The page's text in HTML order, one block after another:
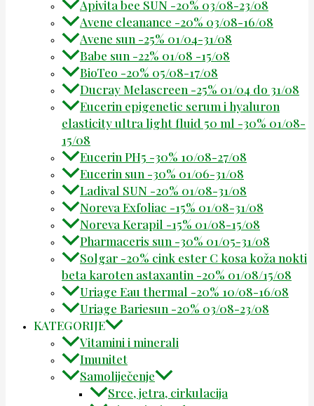
Apivita bee SUN -20% 03/08-23/08
Avene cleanance -20% 03/08-16/08
Avene sun -25% 01/04-31/08
Babe sun -22% 01/08 -15/08
BioTeo -20% 05/08-17/08
Ducray Melascreen -25% 01/04 do 31/08
Eucerin epigenetic serum i hyaluron
elasticity ultra light fluid 50 ml -30% 01/08-
15/08
Eucerin PH5 -30% 10/08-27/08
Eucerin sun -30% 01/06-31/08
Ladival SUN -20% 01/08-31/08
Noreva Exfoliac -15% 01/08-31/08
Noreva Kerapil -15% 01/08-15/08
Pharmaceris sun -30% 01/05-31/08
Solgar -20% cink ester C kosa koža nokti
beta karoten astaxantin -20% 01/08/15/08
Uriage Eau thermal -20% 10/08-16/08
Uriage Bariesun -20% 03/08-23/08
KATEGORIJE
Vitamini i minerali
Imunitet
Samoliječenje
Srce, jetra, cirkulacija